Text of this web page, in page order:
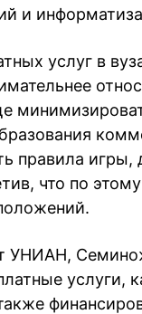
и
услуг в
правила
что по
УНИАН,
услуги,